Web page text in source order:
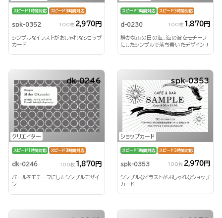
スピード1時間対応 スピード3時間対応
spk-0352 100枚 2,970円
シンプルなイラストがおしゃれなショップ
カード
スピード1時間対応 スピード3時間対応
d-0230 100枚 1,870円
静かな雨の日の海、海の波をモチーフ
にしたシンプルで落ち着いたデザイン！
クリエイター
dk-0246
スピード1時間対応 スピード3時間対応
dk-0246 100枚 1,870円
パールをモチーフにしたシンプルデザイ
ン
ショップカード
spk-0353
スピード1時間対応 スピード3時間対応
spk-0353 100枚 2,970円
シンプルなイラストがおしゃれなショップ
カード